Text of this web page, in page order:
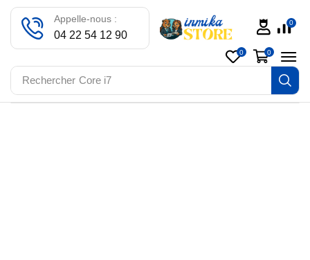
Rechercher Core i7
Appelle-nous :
04 22 54 12 90
0
0 0